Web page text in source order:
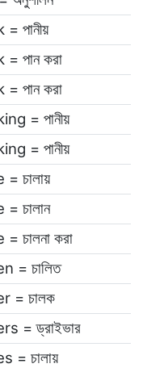
পানীয়
পান করা
পান করা
= পানীয়
= পানীয়
চালায়
চালান
চালনা করা
= চালিত
= চালক
= ড্রাইভার
= চালায়